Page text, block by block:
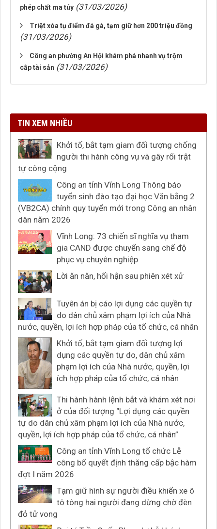
phép chất ma túy (31/03/2026)
Triệt xóa tụ điểm đá gà, tạm giữ hơn 200 triệu đồng
(31/03/2026)
Công an phường An Hội khám phá nhanh vụ trộm
cắp tài sản (31/03/2026)
TIN XEM NHIỀU
Khởi tố, bắt tạm giam đối tượng chống
người thi hành công vụ và gây rối trật
tự công cộng
Công an tỉnh Vĩnh Long Thông báo
tuyển sinh đào tạo đại học Văn bằng 2
(VB2CA) chính quy tuyển mới trong Công an nhân
dân năm 2026
Vĩnh Long: 73 chiến sĩ nghĩa vụ tham
gia CAND được chuyển sang chế độ
phục vụ chuyên nghiệp
Lời ăn năn, hối hận sau phiên xét xử
Tuyên án bị cáo lợi dụng các quyền tự
do dân chủ xâm phạm lợi ích của Nhà
nước, quyền, lợi ích hợp pháp của tổ chức, cá nhân
Khởi tố, bắt tạm giam đối tượng lợi
dụng các quyền tự do, dân chủ xâm
phạm lợi ích của Nhà nước, quyền, lợi
ích hợp pháp của tổ chức, cá nhân
Thi hành hành lệnh bắt và khám xét nơi
ở của đối tượng “Lợi dụng các quyền
tự do dân chủ xâm phạm lợi ích của Nhà nước,
quyền, lợi ích hợp pháp của tổ chức, cá nhân”
Công an tỉnh Vĩnh Long tổ chức Lễ
công bố quyết định thăng cấp bậc hàm
đợt I năm 2026
Tạm giữ hình sự người điều khiển xe ô
tô tông hai người đang dừng chờ đèn
đỏ tử vong